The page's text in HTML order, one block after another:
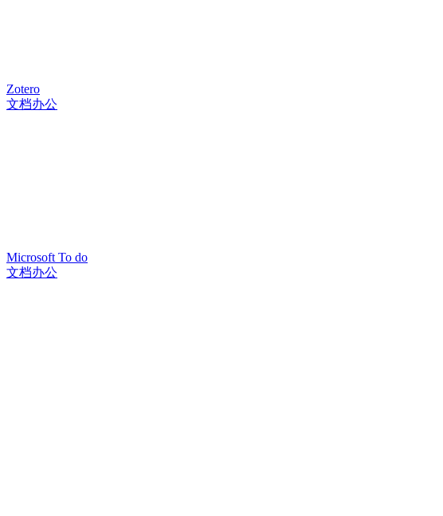
Zotero
文档办公
Microsoft To do
文档办公